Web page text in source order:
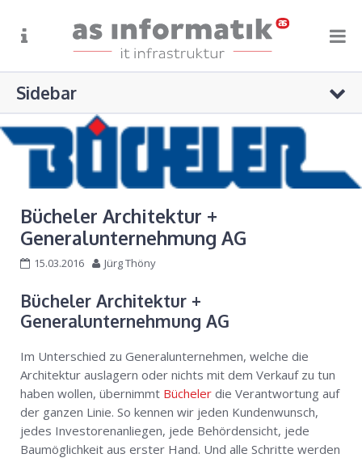
+41 71 622 55 66
info@as-info.ch
Oberfeldstrasse 9, Weinfelden
STARTSEITE
ÜBER UNS
ANGEBOT
SUPPORT
KONTAKT
Sidebar
Keine Kategorien
Bücheler Architektur +
Generalunternehmung AG
15.03.2016 Jürg Thöny
Bücheler Architektur +
Generalunternehmung AG
Im Unterschied zu Generalunternehmen, welche die
Architektur auslagern oder nichts mit dem Verkauf zu tun
haben wollen, übernimmt Bücheler die Verantwortung auf
der ganzen Linie. So kennen wir jeden Kundenwunsch,
jedes Investorenanliegen, jede Behördensicht, jede
Baumöglichkeit aus erster Hand. Und alle Schritte werden